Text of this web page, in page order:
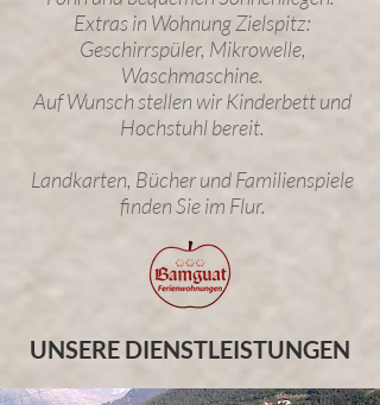
Extras in Wohnung Zielspitz:
Geschirrspüler, Mikrowelle,
Waschmaschine.
Auf Wunsch stellen wir Kinderbett und
Hochstuhl bereit.
Landkarten, Bücher und Familienspiele
finden Sie im Flur.
UNSERE DIENSTLEISTUNGEN